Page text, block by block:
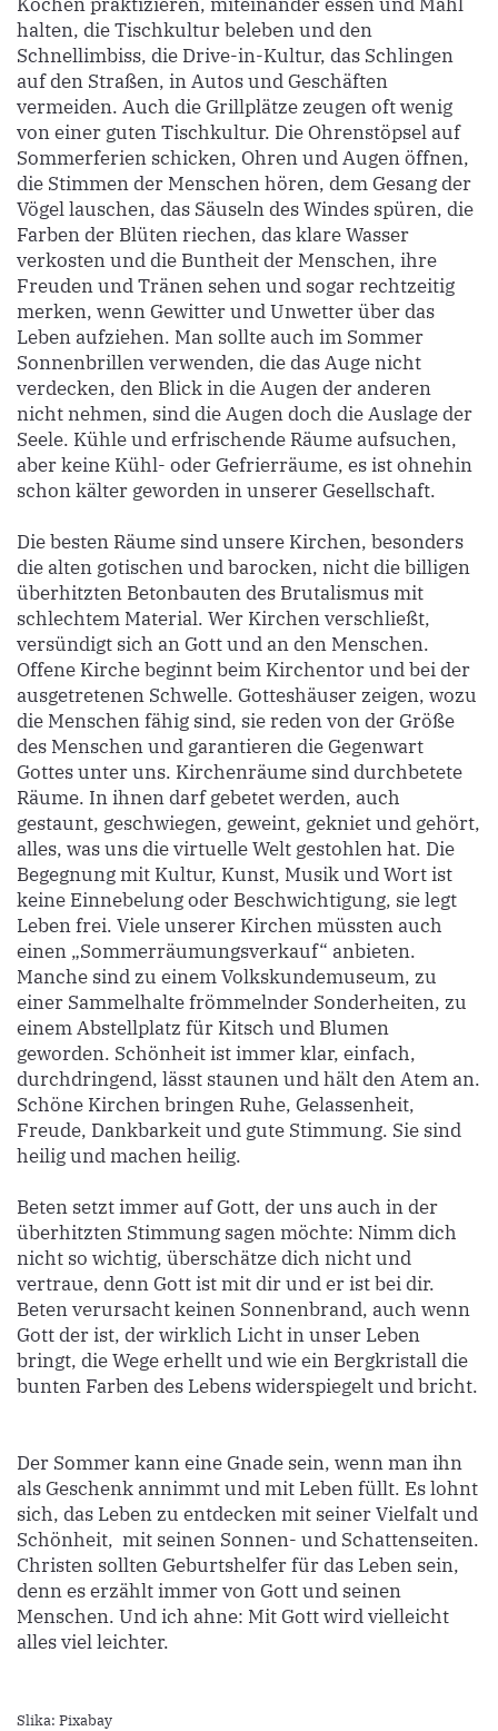
halten, die Tischkultur beleben und den
Schnellimbiss, die Drive-in-Kultur, das Schlingen
auf den Straßen, in Autos und Geschäften
vermeiden. Auch die Grillplätze zeugen oft wenig
von einer guten Tischkultur. Die Ohrenstöpsel auf
Sommerferien schicken, Ohren und Augen öffnen,
die Stimmen der Menschen hören, dem Gesang der
Vögel lauschen, das Säuseln des Windes spüren, die
Farben der Blüten riechen, das klare Wasser
verkosten und die Buntheit der Menschen, ihre
Freuden und Tränen sehen und sogar rechtzeitig
merken, wenn Gewitter und Unwetter über das
Leben aufziehen. Man sollte auch im Sommer
Sonnenbrillen verwenden, die das Auge nicht
verdecken, den Blick in die Augen der anderen
nicht nehmen, sind die Augen doch die Auslage der
Seele. Kühle und erfrischende Räume aufsuchen,
aber keine Kühl- oder Gefrierräume, es ist ohnehin
schon kälter geworden in unserer Gesellschaft.
Die besten Räume sind unsere Kirchen, besonders
die alten gotischen und barocken, nicht die billigen
überhitzten Betonbauten des Brutalismus mit
schlechtem Material. Wer Kirchen verschließt,
versündigt sich an Gott und an den Menschen.
Offene Kirche beginnt beim Kirchentor und bei der
ausgetretenen Schwelle. Gotteshäuser zeigen, wozu
die Menschen fähig sind, sie reden von der Größe
des Menschen und garantieren die Gegenwart
Gottes unter uns. Kirchenräume sind durchbetete
Räume. In ihnen darf gebetet werden, auch
gestaunt, geschwiegen, geweint, gekniet und gehört,
alles, was uns die virtuelle Welt gestohlen hat. Die
Begegnung mit Kultur, Kunst, Musik und Wort ist
keine Einnebelung oder Beschwichtigung, sie legt
Leben frei. Viele unserer Kirchen müssten auch
einen „Sommerräumungsverkauf“ anbieten.
Manche sind zu einem Volkskundemuseum, zu
einer Sammelhalte frömmelnder Sonderheiten, zu
einem Abstellplatz für Kitsch und Blumen
geworden. Schönheit ist immer klar, einfach,
durchdringend, lässt staunen und hält den Atem an.
Schöne Kirchen bringen Ruhe, Gelassenheit,
Freude, Dankbarkeit und gute Stimmung. Sie sind
heilig und machen heilig.
Beten setzt immer auf Gott, der uns auch in der
überhitzten Stimmung sagen möchte: Nimm dich
nicht so wichtig, überschätze dich nicht und
vertraue, denn Gott ist mit dir und er ist bei dir.
Beten verursacht keinen Sonnenbrand, auch wenn
Gott der ist, der wirklich Licht in unser Leben
bringt, die Wege erhellt und wie ein Bergkristall die
bunten Farben des Lebens widerspiegelt und bricht.
Der Sommer kann eine Gnade sein, wenn man ihn
als Geschenk annimmt und mit Leben füllt. Es lohnt
sich, das Leben zu entdecken mit seiner Vielfalt und
Schönheit, mit seinen Sonnen- und Schattenseiten.
Christen sollten Geburtshelfer für das Leben sein,
denn es erzählt immer von Gott und seinen
Menschen. Und ich ahne: Mit Gott wird vielleicht
alles viel leichter.
Slika: Pixabay